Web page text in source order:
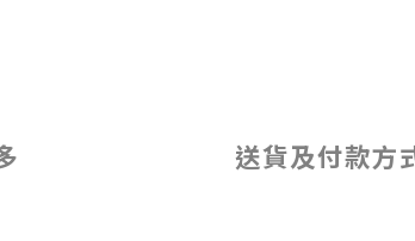
送貨及付款方